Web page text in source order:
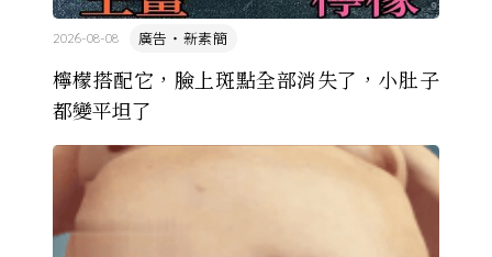
檸檬搭配它，臉上斑點全部消失了，小肚子
都變平坦了
廣告・新素簡
2026-08-08